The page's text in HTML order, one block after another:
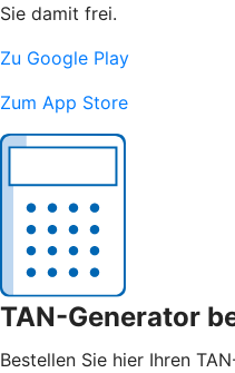
Sie damit frei.
Zu Google Play
Zum App Store
TAN-Generator
Bestellen Sie hier Ihren